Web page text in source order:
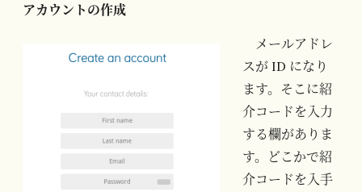
アカウントの作成
メールアドレ
スが ID になり
ます。そこに紹
介コードを入力
する欄がありま
す。どこかで紹
介コードを入手